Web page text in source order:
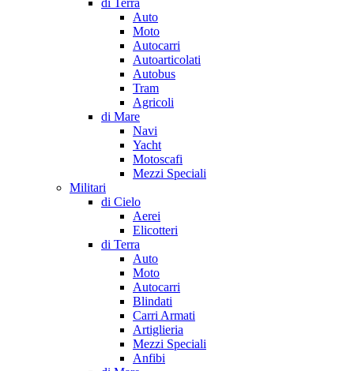
di Terra
Auto
Moto
Autocarri
Autoarticolati
Autobus
Tram
Agricoli
di Mare
Navi
Yacht
Motoscafi
Mezzi Speciali
Militari
di Cielo
Aerei
Elicotteri
di Terra
Auto
Moto
Autocarri
Blindati
Carri Armati
Artiglieria
Mezzi Speciali
Anfibi